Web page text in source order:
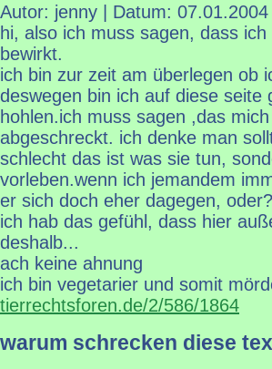
Autor: jenny | Datum:
hi, also ich muss sagen, dass
bewirkt.
ich bin zur zeit am überlegen ob
deswegen bin ich auf diese
hohlen.ich muss sagen ,das
abgeschreckt. ich denke man
schlecht das ist was sie tun,
vorleben.wenn ich jemandem
er sich doch eher dagegen,
ich hab das gefühl, dass hier
deshalb...
ach keine ahnung
ich bin vegetarier und somit
tierrechtsforen.de/2/586/1864
warum schrecken diese